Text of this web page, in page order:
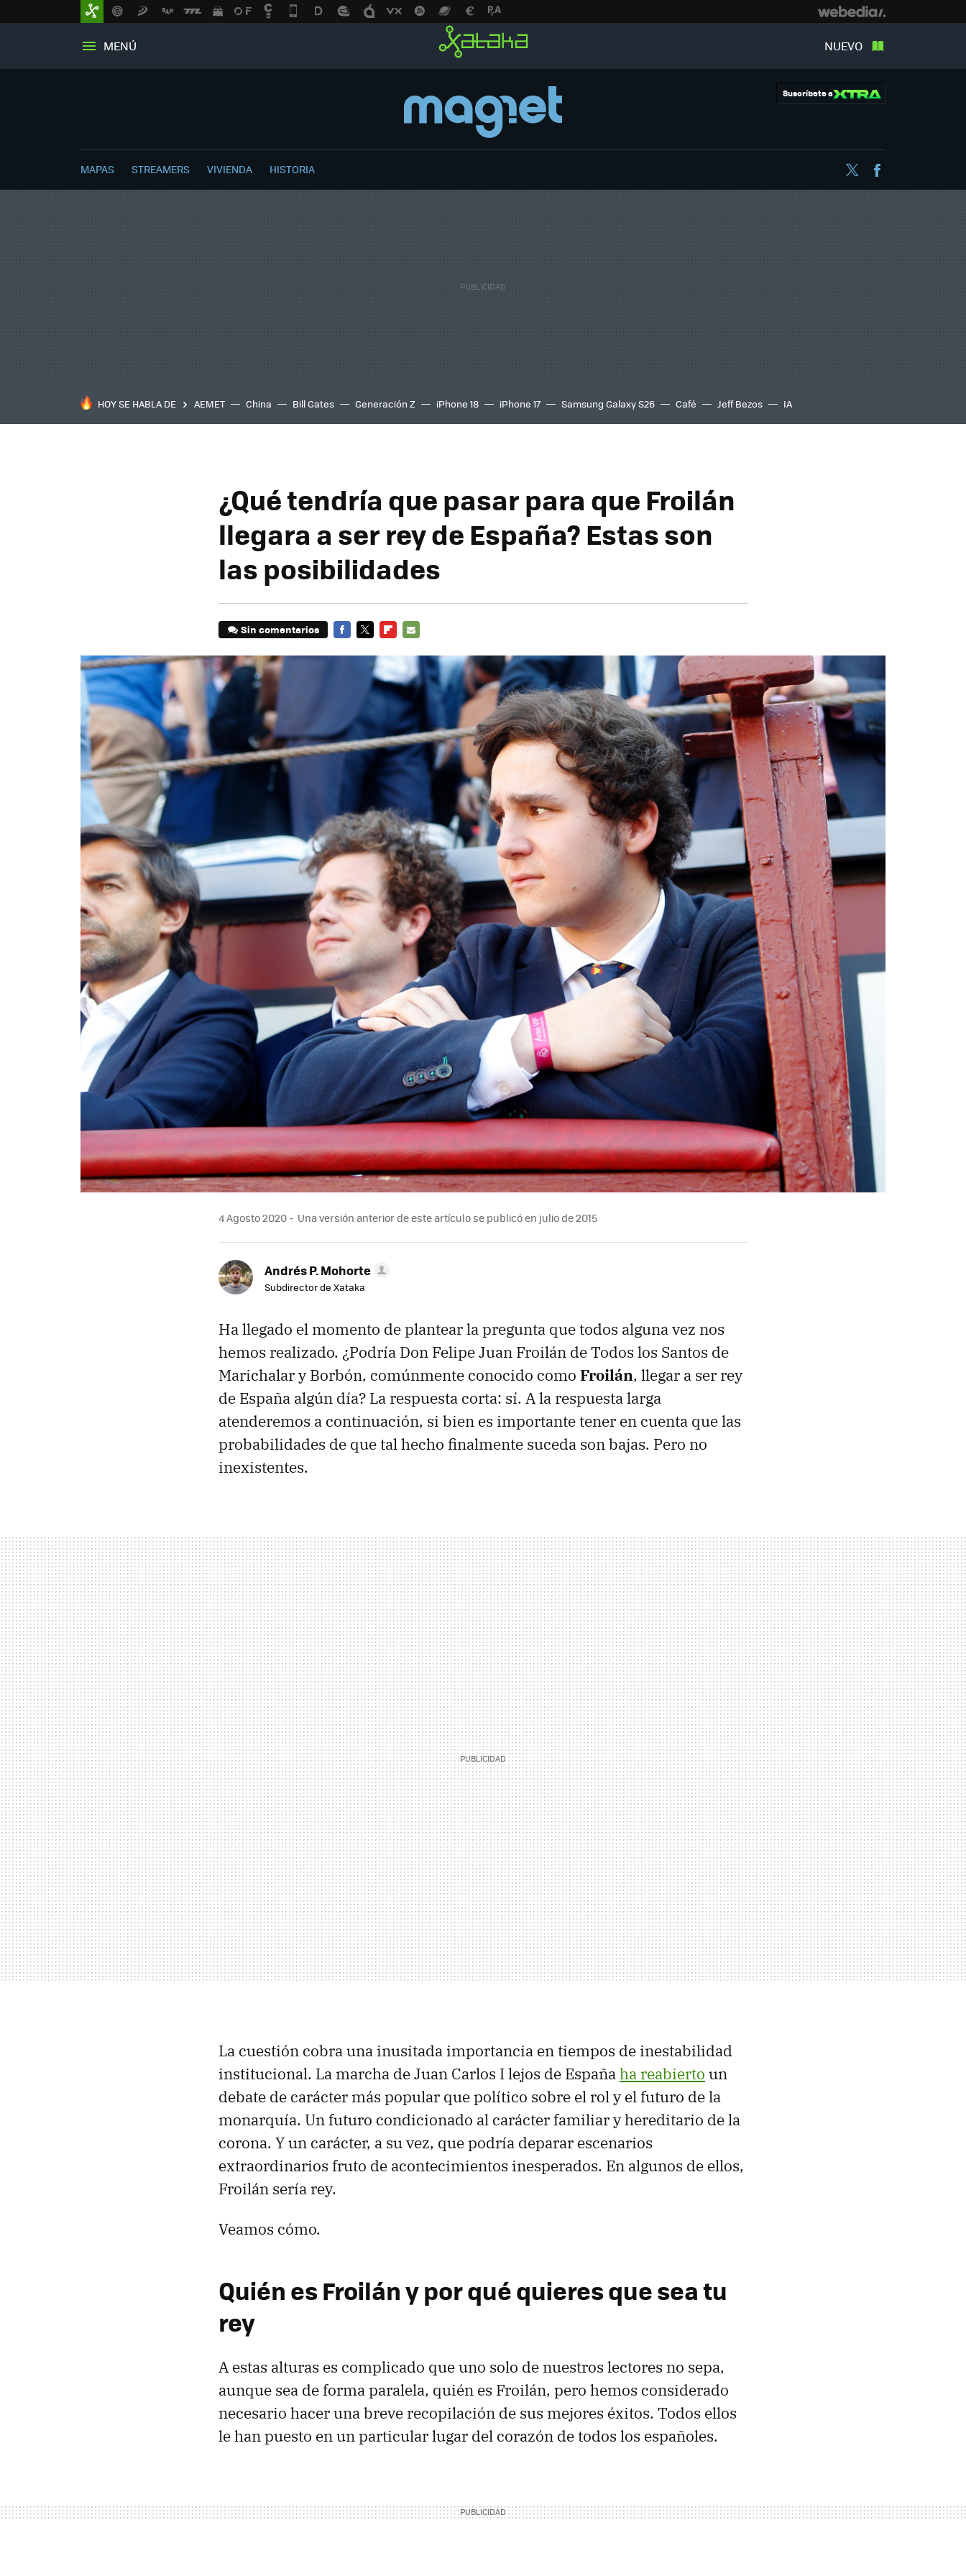
MENÚ NUEVO
Suscríbete a
MAPAS STREAMERS VIVIENDA HISTORIA Twitter
HOY SE HABLA DE AEMET China Bill Gates Generación Z iPhone 18 iPhone 17 Samsung Galaxy S26 Café Jeff Bezos IA
¿Qué tendría que pasar para que Froilán
llegara a ser rey de España? Estas son
las posibilidades
Sin comentarios
4 Agosto 2020 Una versión anterior de este artículo se publicó en julio de 2015
Andrés P. Mohorte
Subdirector de Xataka
Ha llegado el momento de plantear la pregunta que todos alguna vez nos
hemos realizado. ¿Podría Don Felipe Juan Froilán de Todos los Santos de
Marichalar y Borbón, comúnmente conocido como Froilán, llegar a ser rey
de España algún día? La respuesta corta: sí. A la respuesta larga
atenderemos a continuación, si bien es importante tener en cuenta que las
probabilidades de que tal hecho finalmente suceda son bajas. Pero no
inexistentes.
La cuestión cobra una inusitada importancia en tiempos de inestabilidad
institucional. La marcha de Juan Carlos I lejos de Españaha reabierto un
debate de carácter más popular que político sobre el rol y el futuro de la
monarquía. Un futuro condicionado al carácter familiar y hereditario de la
corona. Y un carácter, a su vez, que podría deparar escenarios
extraordinarios fruto de acontecimientos inesperados. En algunos de ellos,
Froilán sería rey.
Veamos cómo.
Quién es Froilán y por qué quieres que sea tu
rey
A estas alturas es complicado que uno solo de nuestros lectores no sepa,
aunque sea de forma paralela, quién es Froilán, pero hemos considerado
necesario hacer una breve recopilación de sus mejores éxitos. Todos ellos
le han puesto en un particular lugar del corazón de todos los españoles.